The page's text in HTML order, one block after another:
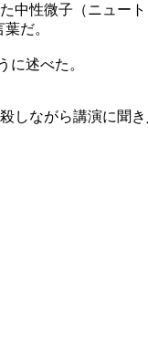
中性微子（ニュー
だ。
述べた。
しながら講演に聞き